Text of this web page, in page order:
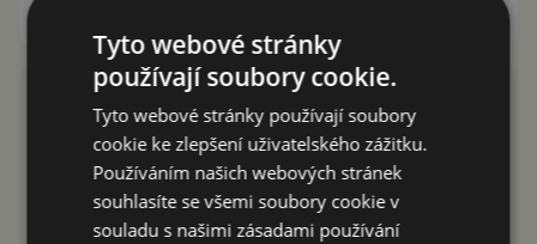
Tyto webové stránky
používají soubory cookie.
Tyto webové stránky používají soubory
cookie ke zlepšení uživatelského zážitku.
Používáním našich webových stránek
souhlasíte se všemi soubory cookie v
souladu s našimi zásadami používání